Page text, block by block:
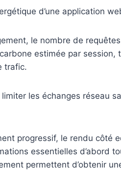
d’une application
le nombre de
estimée par session,
trafic.
les échanges réseau
progressif, le rendu côté
essentielles d’abord
permettent d’obtenir